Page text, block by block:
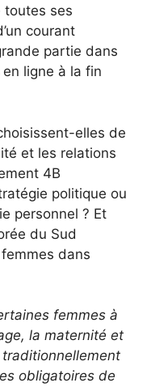
toutes ses
courant
partie dans
ligne à la fin
elles de
et les relations
4B
politique ou
personnel ? Et
du Sud
dans
femmes à
la maternité et
obligatoires de